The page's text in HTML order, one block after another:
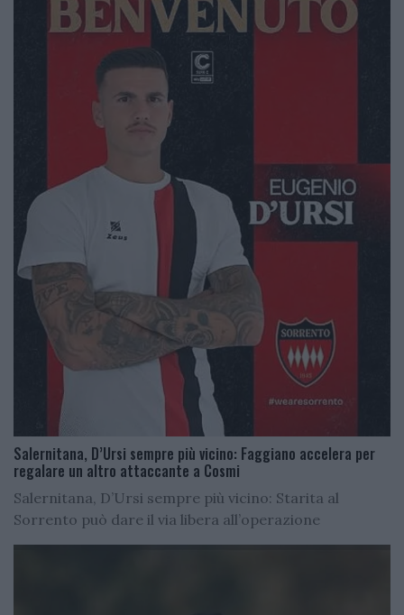
Salernitana, D’Ursi sempre più vicino: Faggiano accelera per
regalare un altro attaccante a Cosmi
Salernitana, D’Ursi sempre più vicino: Starita al
Sorrento può dare il via libera all’operazione